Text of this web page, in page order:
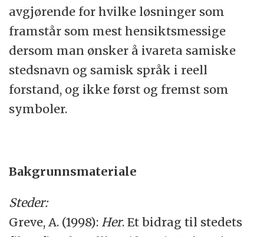
avgjørende for hvilke løsninger som
framstår som mest hensiktsmessige
dersom man ønsker å ivareta samiske
stedsnavn og samisk språk i reell
forstand, og ikke først og fremst som
symboler.
Bakgrunnsmateriale
Steder:
Greve, A. (1998): Her. Et bidrag til stedets